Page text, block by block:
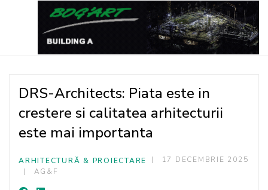
DRS-Architects: Piata este in
crestere si calitatea arhitecturii
este mai importanta
ARHITECTURĂ & PROIECTARE
17 DECEMBRIE 2025
AG&F